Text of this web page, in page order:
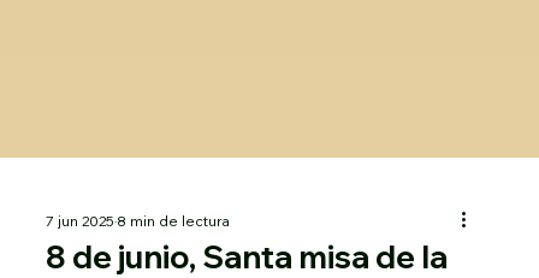
8 de junio, Santa misa de la
7 jun 20258 min de lectura